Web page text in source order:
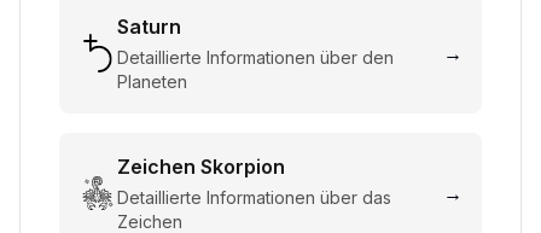
Saturn
Detaillierte Informationen über den
Planeten
→
Zeichen Skorpion
Detaillierte Informationen über das
Zeichen
→